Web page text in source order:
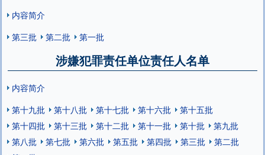
内容简介
第三批
第二批 第一批
涉嫌犯罪责任单位责任人名单
内容简介
第十九批
第十八批 第十七批 第十六批
第十五批
第十四批
第十三批 第十二批 第十一批 第十批
第九批
第八批
第七批 第六批 第五批 第四批 第三批
第二批